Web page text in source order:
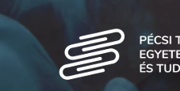
Tovább
tartalomhoz
Keresés